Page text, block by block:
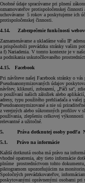
Osobné údaje spracúvame pri plnení
oznamovateľov protispoločenskej činnosti
uchovávame 5 rokov a poskytujeme ich
protispoločenskej činnosti.
4.14. Zabezpečenie funkčnosti
Zaznamenávame a ukladáme vašu IP
a prispôsobili prevádzku stránky vašim
a f) Nariadenia. V tomto kontexte je v
a podnikania uskutočňovaného
4.15. Facebook
Pri návšteve našej Facebook stránky o
Pseudoanonymizovaných údajov
návštev, kliknutí, zobrazení, „Páči sa“,
o používaní našich záložiek alebo
adresy, typu použitého prehliadača a
Pseudoanonymizované a nie sú
z verejných alebo súkromných profilov v
používania, zlepšeniu celkovej
relevantné a užitočné.
5.
Práva dotknutej osoby podľa
5.1. Právo na informácie
Každá dotknutá osoba má právo na
vhodné opatrenia, aby tieto informácie
plníme prostredníctvom tohto
piktogramom upozorňujúcim na
Spoločných prevádzkovateľov,
poskytovanými oprávnenými osobami pri